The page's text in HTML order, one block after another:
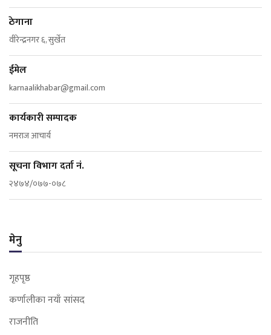
ठेगाना
वीरेन्द्रनगर ६, सुर्खेत
ईमेल
karnaalikhabar@gmail.com
कार्यकारी सम्पादक
नमराज आचार्य
सूचना विभाग दर्ता नं.
२४७४/०७७-०७८
मेनु
गृहपृष्ठ
कर्णालीका नयाँ सांसद
राजनीति